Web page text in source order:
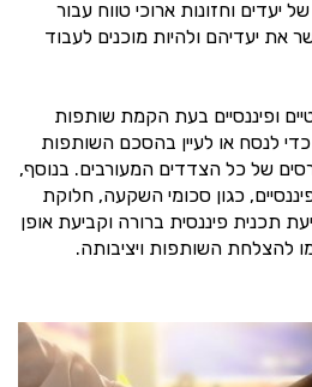
וחזונות ארוכי טווח עבור
את יעדיהם ולהיות מוכנים לעבוד
ופיננסיים בעת הקמת שותפות
לנסח או לעיין בהסכם השותפות
של כל הצדדים המעורבים. בנוסף,
כגון סכומי השקעה, חלוקת
תכנית פיננסית ברורה וקביעת אופן
להצלחת השותפות ויציבותה.